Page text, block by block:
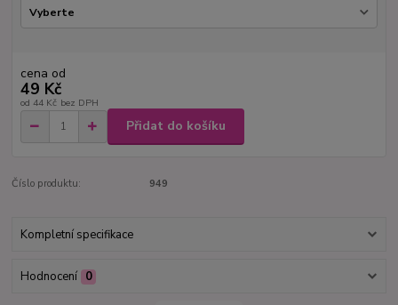
cena od
49 Kč
od 44 Kč bez DPH
Přidat do košíku
Číslo produktu: 949
Kompletní specifikace
Hodnocení 0